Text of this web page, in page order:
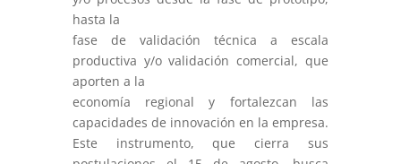
hasta la
fase de validación técnica a escala
productiva y/o validación comercial, que
aporten a la
economía regional y fortalezcan las
capacidades de innovación en la empresa.
Este instrumento, que cierra sus